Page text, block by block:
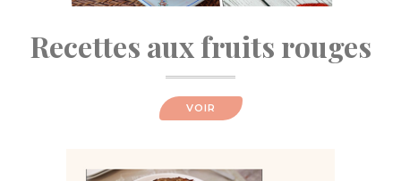
Recettes aux fruits rouges
VOIR